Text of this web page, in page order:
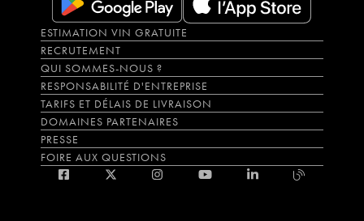
ESTIMATION VIN GRATUITE
RECRUTEMENT
QUI SOMMES-NOUS ?
RESPONSABILITÉ D'ENTREPRISE
TARIFS ET DÉLAIS DE LIVRAISON
DOMAINES PARTENAIRES
PRESSE
FOIRE AUX QUESTIONS